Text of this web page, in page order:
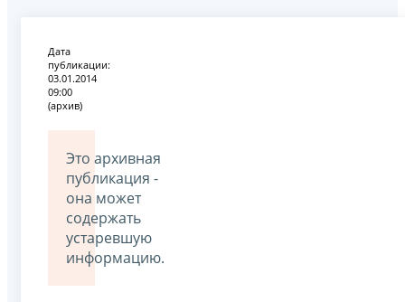
Дата
публикации:
03.01.2014
09:00
(архив)
Это архивная
публикация -
она может
содержать
устаревшую
информацию.